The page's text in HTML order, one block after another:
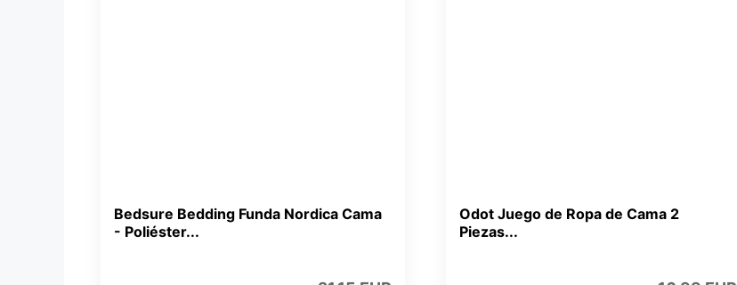
Bedsure Bedding Funda Nordica Cama
- Poliéster...
Odot Juego de Ropa de Cama 2
Piezas...